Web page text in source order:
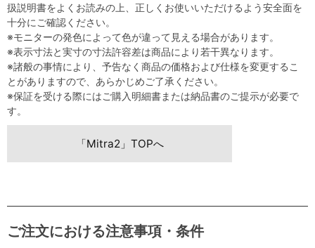
扱説明書をよくお読みの上、正しくお使いいただけるよう安全面を
十分にご確認ください。
※モニターの発色によって色が違って見える場合があります。
※表示寸法と実寸の寸法許容差は商品により若干異なります。
※諸般の事情により、予告なく商品の価格および仕様を変更するこ
とがありますので、あらかじめご了承ください。
※保証を受ける際にはご購入明細書または納品書のご提示が必要で
す。
「Mitra2」TOPへ
ご注文における注意事項・条件